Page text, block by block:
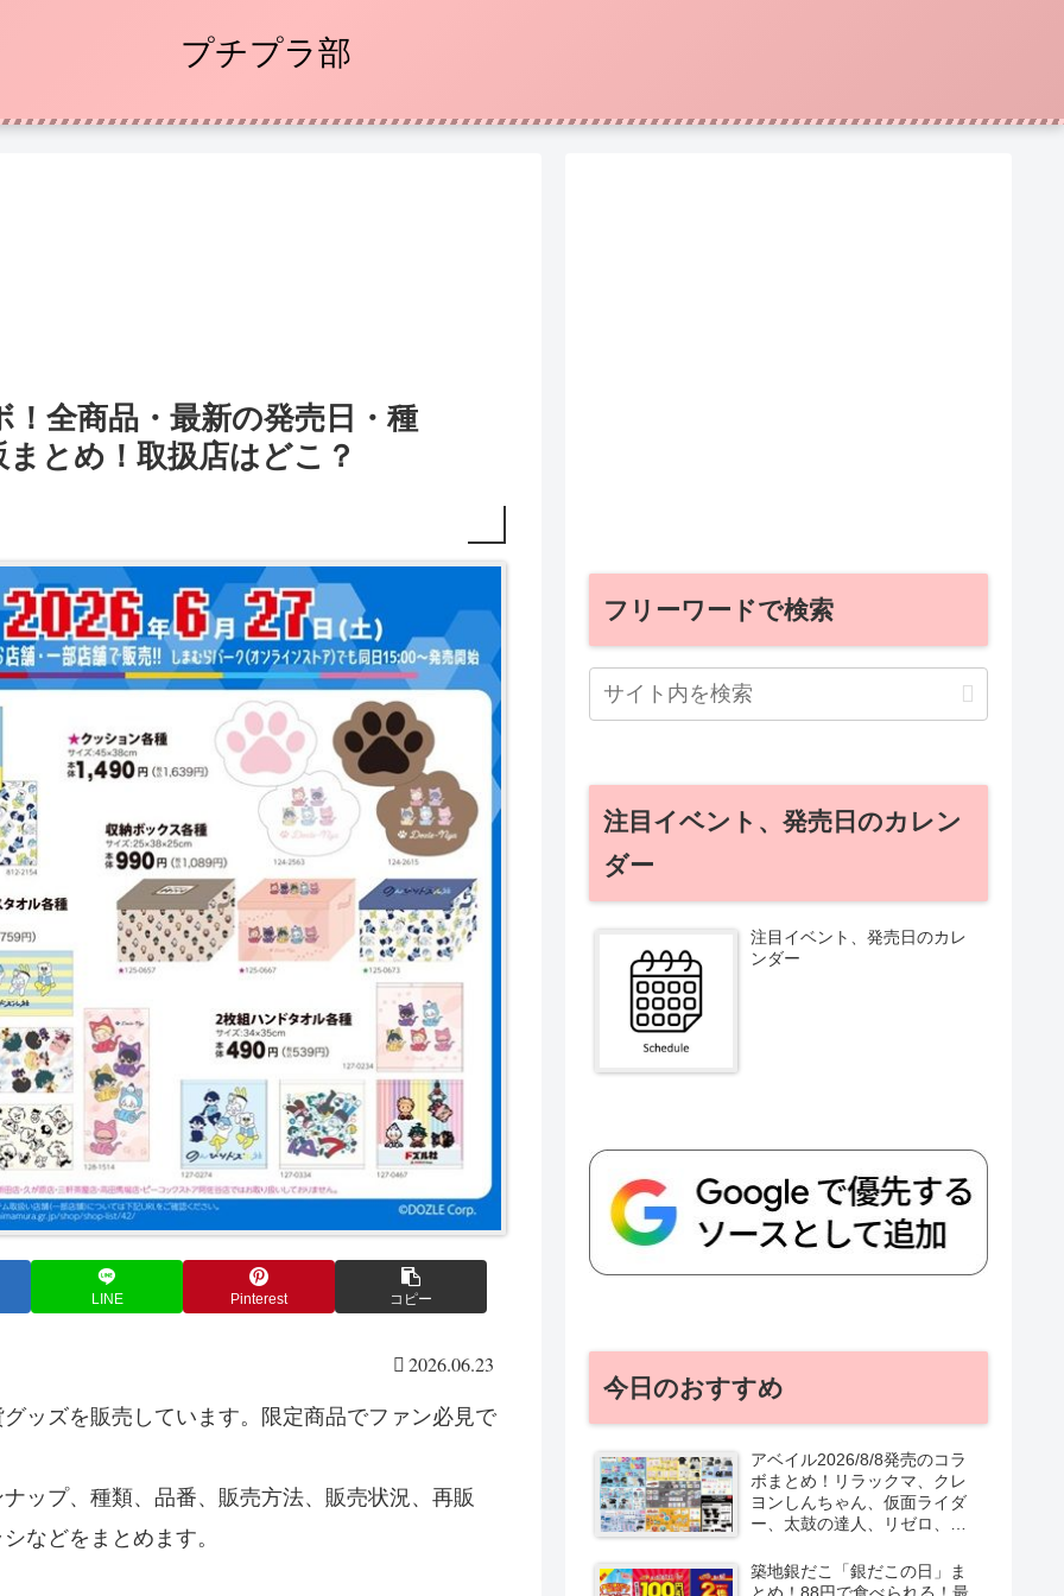
プチプラ部
全商品・最新の発売日・種
とめ！取扱店はどこ？
LINE Pinterest コピー
2026.06.23
ッズを販売しています。限定商品でファン必見で
ップ、種類、品番、販売方法、販売状況、再販
などをまとめます。
フリーワードで検索
注目イベント、発売日のカレン
ダー
注目イベント、発売日のカレ
ンダー
今日のおすすめ
アベイル2026/8/8発売のコラ
ボまとめ！リラックマ、クレ
ヨンしんちゃん、仮面ライダ
ー、太鼓の達人、リゼロ、テ
口コミ、入荷数、行列、売り
切れ、整理券は？
築地銀だこ「銀だこの日」ま